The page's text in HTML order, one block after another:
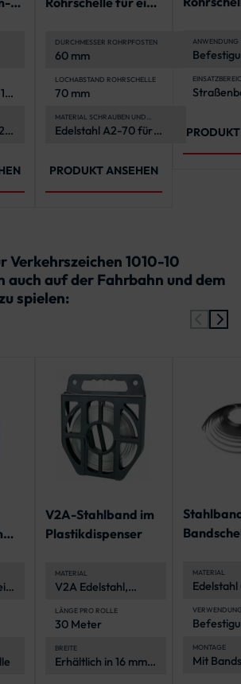
x
enDURCHMESSER ROHRPFOSTEN
60 mm
LOCHABSTAND ROHRSCHELLE
70 mm
MATERIAL SCHRAUBEN UND
MUTTERN
Edelstahl A2-70 für
und Langlebigkeit
PRODUKT ANSEHEN
ANWENDUNG
Verkehrszeichen 1010-10
auch auf der Fahrbahn und dem
spielen:
V2A-Stahlband im
Plastikdispenser
MATERIAL
V2A Edelstahl,
und langlebig
LÄNGE PRO ROLLE
30 Meter
BREITE
Erhältlich in 16 mm
MATERIAL
Edelstahl
und
MONTAGE
Mit